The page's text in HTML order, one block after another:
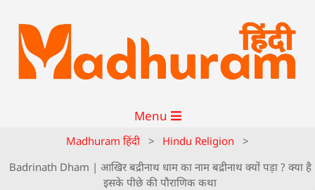
Menu
Madhuram हिंदी > Hindu Religion
>
Badrinath Dham | आखिर बद्रीनाथ धाम का नाम बद्रीनाथ क्यों पड़ा ? क्या है
इसके पीछे की पौराणिक कथा